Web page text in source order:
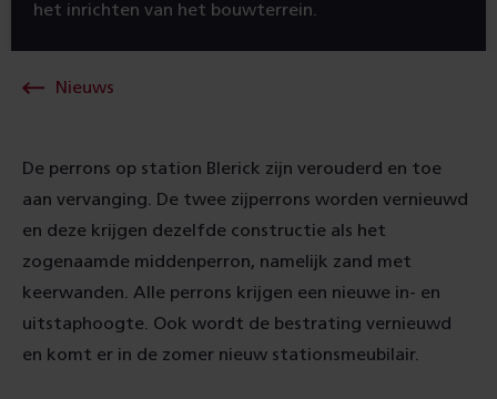
het inrichten van het bouwterrein.
Nieuws
De perrons op station Blerick zijn verouderd en toe
aan vervanging. De twee zijperrons worden vernieuwd
en deze krijgen dezelfde constructie als het
zogenaamde middenperron, namelijk zand met
keerwanden. Alle perrons krijgen een nieuwe in- en
uitstaphoogte. Ook wordt de bestrating vernieuwd
en komt er in de zomer nieuw stationsmeubilair.